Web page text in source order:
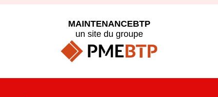
MAINTENANCEBTP
un site du groupe